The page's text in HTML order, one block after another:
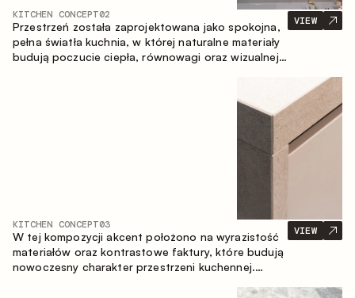
KITCHEN CONCEPT02
Przestrzeń została zaprojektowana jako spokojna,
pełna światła kuchnia, w której naturalne materiały
budują poczucie ciepła, równowagi oraz wizualnej
VIEW
KITCHEN CONCEPT03
W tej kompozycji akcent położono na wyrazistość
materiałów oraz kontrastowe faktury, które budują
nowoczesny charakter przestrzeni kuchennej.
VIEW